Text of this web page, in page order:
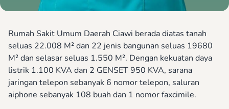
Rumah Sakit Umum Daerah Ciawi berada diatas tanah
seluas 22.008 M² dan 22 jenis bangunan seluas 19680
M² dan selasar seluas 1.550 M². Dengan kekuatan daya
listrik 1.100 KVA dan 2 GENSET 950 KVA, sarana
jaringan telepon sebanyak 6 nomor telepon, saluran
aiphone sebanyak 108 buah dan 1 nomor faxcimile.